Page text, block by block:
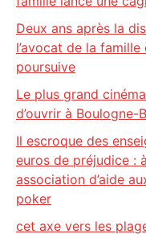
Deux ans après la
l’avocat de la famille
poursuive
Le plus grand
d’ouvrir à Boulogne-
Il escroque des
euros de préjudice :
association d’aide
poker
cet axe vers les